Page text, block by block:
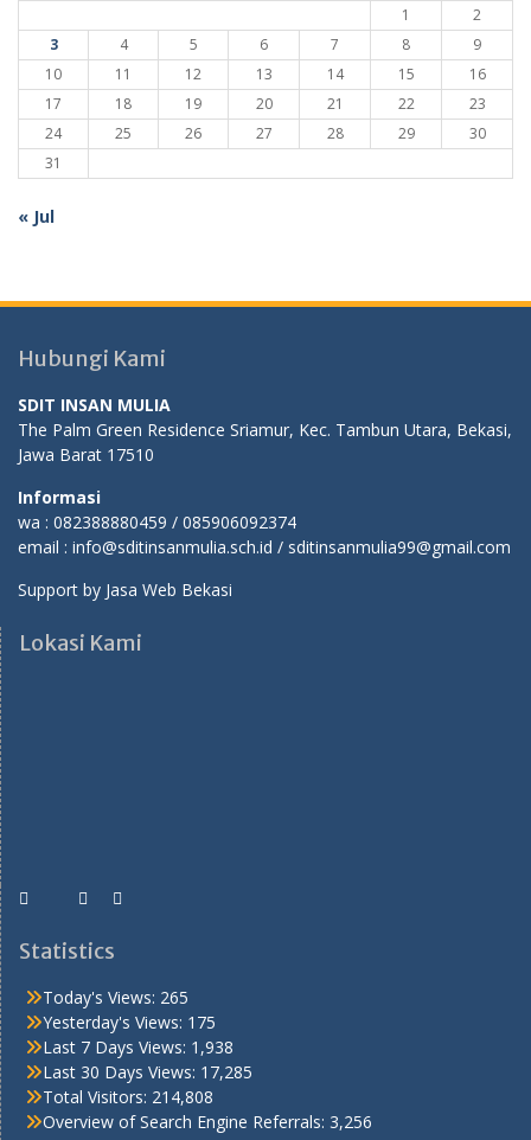
1
2
3
4 5 6 7 8
9
10
11 12 13 14 15
16
17
18 19 20 21 22
23
24
25 26 27 28 29
30
31
« Jul
Hubungi Kami
SDIT INSAN MULIA
The Palm Green Residence Sriamur, Kec. Tambun Utara, Bekasi,
Jawa Barat 17510
Informasi
wa : 082388880459 / 085906092374
email : info@sditinsanmulia.sch.id / sditinsanmulia99@gmail.com
Support by Jasa Web Bekasi
Lokasi Kami
Statistics
Today's Views: 265
Yesterday's Views: 175
Last 7 Days Views: 1,938
Last 30 Days Views: 17,285
Total Visitors: 214,808
Overview of Search Engine Referrals: 3,256